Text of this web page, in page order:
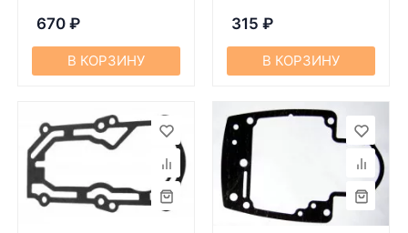
670 ₽
В КОРЗИНУ
315 ₽
В КОРЗИНУ